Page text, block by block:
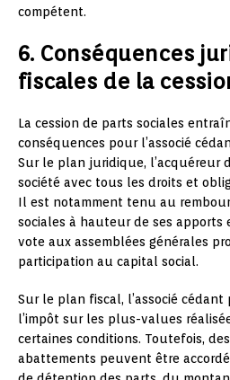
compétent.
6. Conséquences
fiscales de la
La cession de parts sociales
conséquences pour l’associé
Sur le plan juridique, l’acquéreur
société avec tous les droits et
Il est notamment tenu au
sociales à hauteur de ses apports
vote aux assemblées générales
participation au capital social.
Sur le plan fiscal, l’associé
l’impôt sur les plus-values
certaines conditions. Toutefois,
abattements peuvent être